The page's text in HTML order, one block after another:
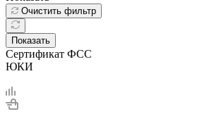
Очистить фильтр
Показать
Сертификат ФСС
ЮКИ